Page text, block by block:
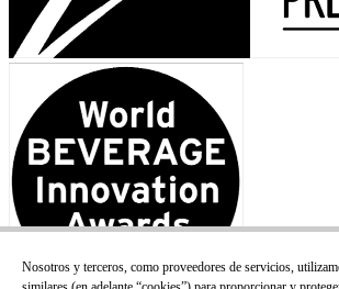
Nosotros y terceros, como proveedores de servicios,